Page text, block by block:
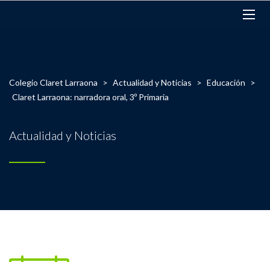
Colegio Claret Larraona > Actualidad y Noticias > Educación
>
Claret Larraona: narradora oral, 3º Primaria
Actualidad y Noticias